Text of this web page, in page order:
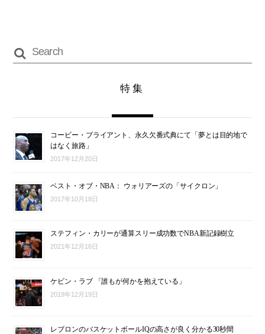
特集
コービー・ブライアント、永久欠番式典にて「夢とは目的地で
はなく旅路」
2017年12月20日
ベスト・オブ・NBA： ウォリアーズの「サイクロン」
2017年10月18日
ステフィン・カリーが通算スリー成功数でNBA新記録樹立
2021年12月16日
ケビン・ラブ 「誰もが何かを抱えている」
2019年12月19日
レブロンのバスケットボールIQの高さが良く分かる30秒間